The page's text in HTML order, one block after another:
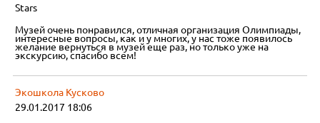
Stars
Музей очень понравился, отличная организация Олимпиады,
интересные вопросы, как и у многих, у нас тоже появилось
желание вернуться в музей еще раз, но только уже на
экскурсию, спасибо всем!
Экошкола Кусково
29.01.2017 18:06